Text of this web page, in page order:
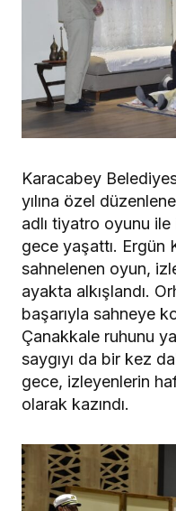
Karacabey
yılına özel
adlı tiyatro oyunu
gece yaşattı. Ergün
sahnelenen oyun,
ayakta alkışlandı.
başarıyla sahneye
Çanakkale ruhunu
saygıyı da bir kez
gece, izleyenlerin
olarak kazındı.